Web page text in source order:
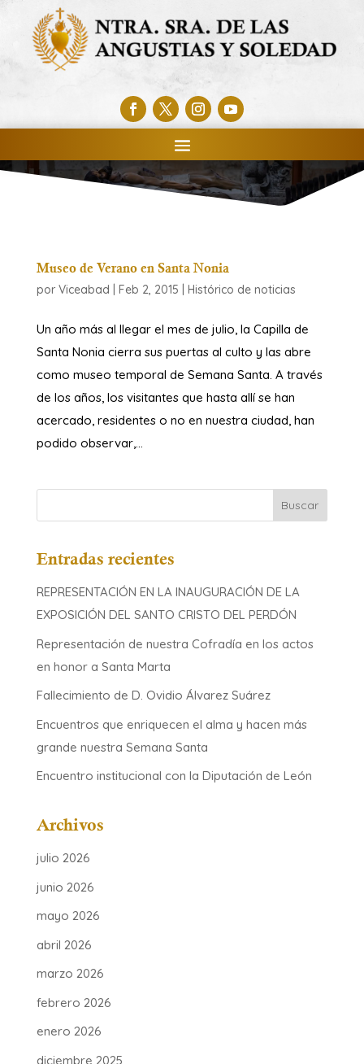
Museo de Verano en Santa Nonia
por Viceabad Feb 2, 2015 Histórico de noticias
Un año más al llegar el mes de julio, la Capilla de
Santa Nonia cierra sus puertas al culto y las abre
como museo temporal de Semana Santa. A través
de los años, los visitantes que hasta allí se han
acercado, residentes o no en nuestra ciudad, han
podido observar,...
Entradas recientes
REPRESENTACIÓN EN LA INAUGURACIÓN DE LA
EXPOSICIÓN DEL SANTO CRISTO DEL PERDÓN
Representación de nuestra Cofradía en los actos
en honor a Santa Marta
Fallecimiento de D. Ovidio Álvarez Suárez
Encuentros que enriquecen el alma y hacen más
grande nuestra Semana Santa
Encuentro institucional con la Diputación de León
Archivos
julio 2026
junio 2026
mayo 2026
abril 2026
marzo 2026
febrero 2026
enero 2026
diciembre 2025